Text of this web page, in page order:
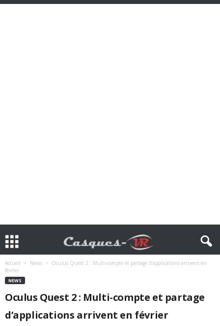
Accueil News
Oculus Quest 2 : Multi-compte et partage d’applications arrivent en
février
NEWS
Oculus Quest 2 : Multi-compte et partage
d’applications arrivent en février